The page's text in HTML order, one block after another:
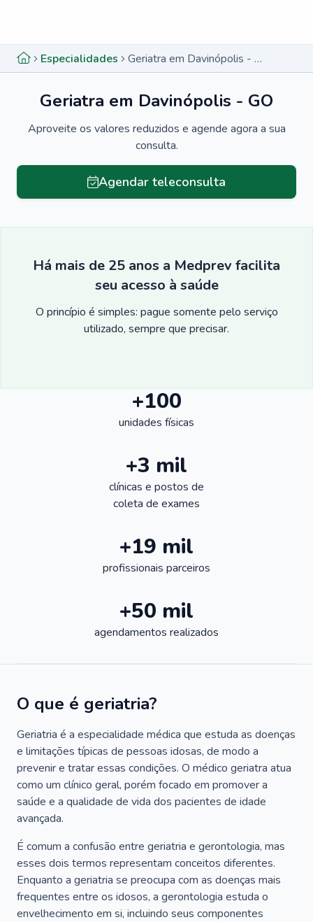
Especialidades Geriatra em Davinópolis - GO
Geriatra em Davinópolis - GO
Aproveite os valores reduzidos e agende agora a sua
consulta.
Agendar teleconsulta
Há mais de 25 anos a Medprev facilita
seu acesso à saúde
O princípio é simples: pague somente pelo serviço
utilizado, sempre que precisar.
+100
unidades físicas
+3 mil
clínicas e postos de
coleta de exames
+19 mil
profissionais parceiros
+50 mil
agendamentos realizados
O que é geriatria?
Geriatria é a especialidade médica que estuda as doenças
e limitações típicas de pessoas idosas, de modo a
prevenir e tratar essas condições. O médico geriatra atua
como um clínico geral, porém focado em promover a
saúde e a qualidade de vida dos pacientes de idade
avançada.
É comum a confusão entre geriatria e gerontologia, mas
esses dois termos representam conceitos diferentes.
Enquanto a geriatria se preocupa com as doenças mais
frequentes entre os idosos, a gerontologia estuda o
envelhecimento em si, incluindo seus componentes